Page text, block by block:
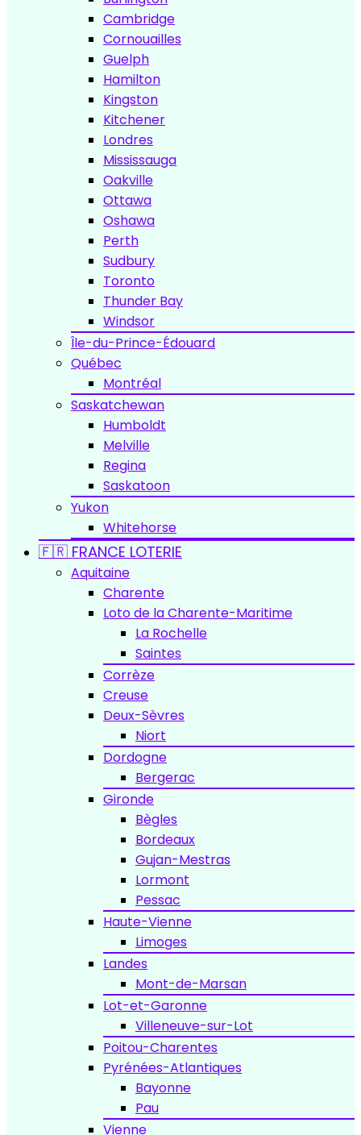
Cambridge
Cornouailles
Guelph
Hamilton
Kingston
Kitchener
Londres
Mississauga
Oakville
Ottawa
Oshawa
Perth
Sudbury
Toronto
Thunder Bay
Windsor
Île-du-Prince-Édouard
Québec
Montréal
Saskatchewan
Humboldt
Melville
Regina
Saskatoon
Yukon
Whitehorse
🇫🇷 FRANCE LOTERIE
Aquitaine
Charente
Loto de la Charente-Maritime
La Rochelle
Saintes
Corrèze
Creuse
Deux-Sèvres
Niort
Dordogne
Bergerac
Gironde
Bègles
Bordeaux
Gujan-Mestras
Lormont
Pessac
Haute-Vienne
Limoges
Landes
Mont-de-Marsan
Lot-et-Garonne
Villeneuve-sur-Lot
Poitou-Charentes
Pyrénées-Atlantiques
Bayonne
Pau
Vienne